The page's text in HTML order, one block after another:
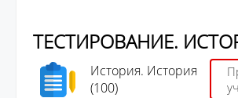
ТЕСТИРОВАНИЕ.
История. История
(100)